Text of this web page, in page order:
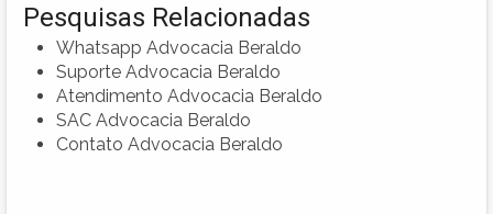
Pesquisas Relacionadas
Whatsapp Advocacia Beraldo
Suporte Advocacia Beraldo
Atendimento Advocacia Beraldo
SAC Advocacia Beraldo
Contato Advocacia Beraldo